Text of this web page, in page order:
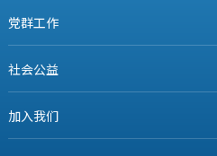
党群工作
社会公益
加入我们